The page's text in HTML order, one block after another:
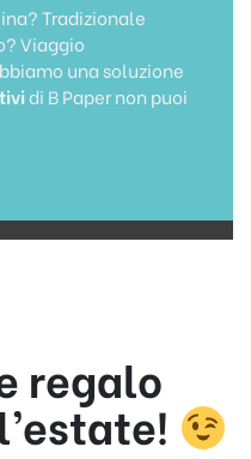
Tradizionale
Viaggio
una soluzione
di B Paper non puoi
regalo